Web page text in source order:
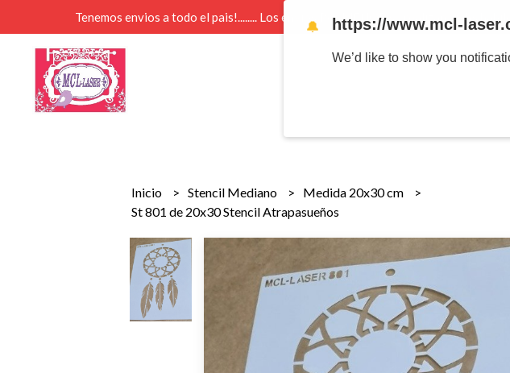
Tenemos envios a todo el pais!........ Los envios Por MENOR se realizan 48 hs
Inicio Stencil Mediano
Medida 20x30 cm
St 801 de 20x30 Stencil Atrapasueños
🔔 https://www.mcl-
We’d like to show you